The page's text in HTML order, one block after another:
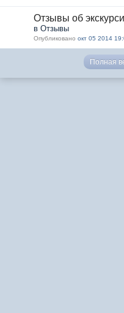
Отзывы об
в Отзывы
Опубликовано окт 05 2014
Полная